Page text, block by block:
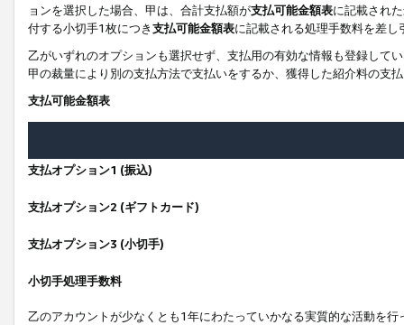
ョンを選択した場合、甲は、合計支払額が支払可能金額表に記載され
付する小切手1枚につき支払可能金額表に記載される処理手数料を差し
乙がいずれのオプションも選択せず、支払用の有効な情報も登録して
甲の裁量により別の支払方法で支払いをするか、獲得した紹介料の支
支払可能金額表
支払オプション1 (振込)
支払オプション2 (ギフトカード)
支払オプション3 (小切手)
小切手処理手数料
乙のアカウントが少なくとも1年にわたっていかなる実質的な活動を